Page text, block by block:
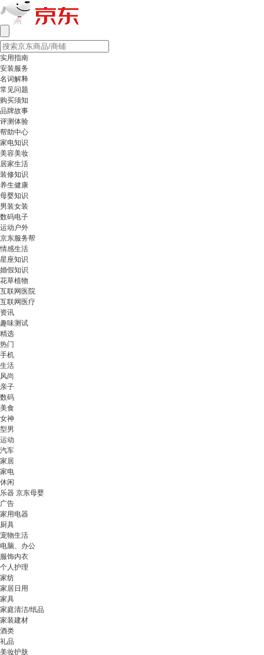
实用指南
安装服务
名词解释
常见问题
购买须知
品牌故事
评测体验
帮助中心
家电知识
美容美妆
居家生活
装修知识
养生健康
母婴知识
男装女装
数码电子
运动户外
京东服务帮
情感生活
星座知识
婚假知识
花草植物
互联网医院
互联网医疗
资讯
趣味测试
精选
热门
手机
生活
风尚
亲子
数码
美食
女神
型男
运动
汽车
家居
家电
休闲
乐器 京东母婴
广告
家用电器
厨具
宠物生活
电脑、办公
服饰内衣
个人护理
家纺
家居日用
家具
家庭清洁/纸品
家装建材
酒类
礼品
美妆护肤